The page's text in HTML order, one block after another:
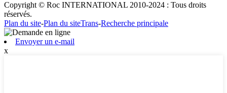
Copyright © Roc INTERNATIONAL 2010-2024 : Tous droits
réservés.
Plan du site-Plan du siteTrans-Recherche principale
Envoyer un e-mail
x